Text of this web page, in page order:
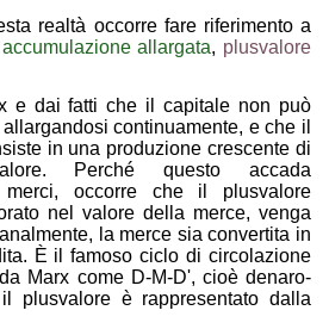
realtà occorre fare riferimento a
accumulazione allargata, plusvalore
e dai fatti che il capitale non può
continuamente, e che il
in una produzione crescente di
Perché questo accada
merci, occorre che il plusvalore
nel valore della merce, venga
la merce sia convertita in
È il famosociclo di circolazione
Marx come D-M-D', cioè denaro-
plusvalore è rappresentato dalla